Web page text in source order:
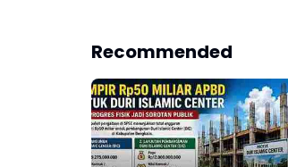
Recommended